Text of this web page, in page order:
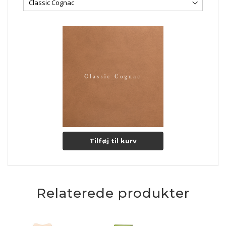
Lædertykkelse: 0,9-1,1 mm.
Tilføj til kurv
Relaterede produkter